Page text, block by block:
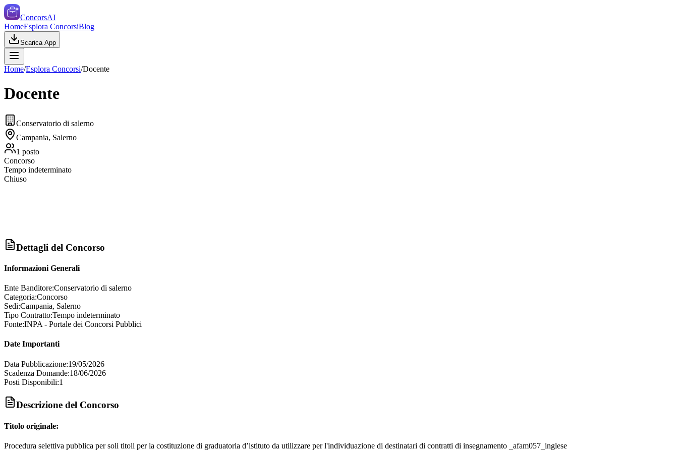
ConcorsAI
HomeEsplora ConcorsiBlog
Scarica App
Home/Esplora Concorsi/Docente
Docente
Conservatorio di salerno
Campania, Salerno
1 posto
Concorso
Tempo indeterminato
Chiuso
Dettagli del Concorso
Informazioni Generali
Ente Banditore:Conservatorio di salerno
Categoria:Concorso
Sedi:Campania, Salerno
Tipo Contratto:Tempo indeterminato
Fonte:INPA - Portale dei Concorsi Pubblici
Date Importanti
Data Pubblicazione:19/05/2026
Scadenza Domande:18/06/2026
Posti Disponibili:1
Descrizione del Concorso
Titolo originale:
Procedura selettiva pubblica per soli titoli per la costituzione di graduatoria d’istituto da utilizzare per l'individuazione di destinatari di contratti di insegnamento _afam057_inglese